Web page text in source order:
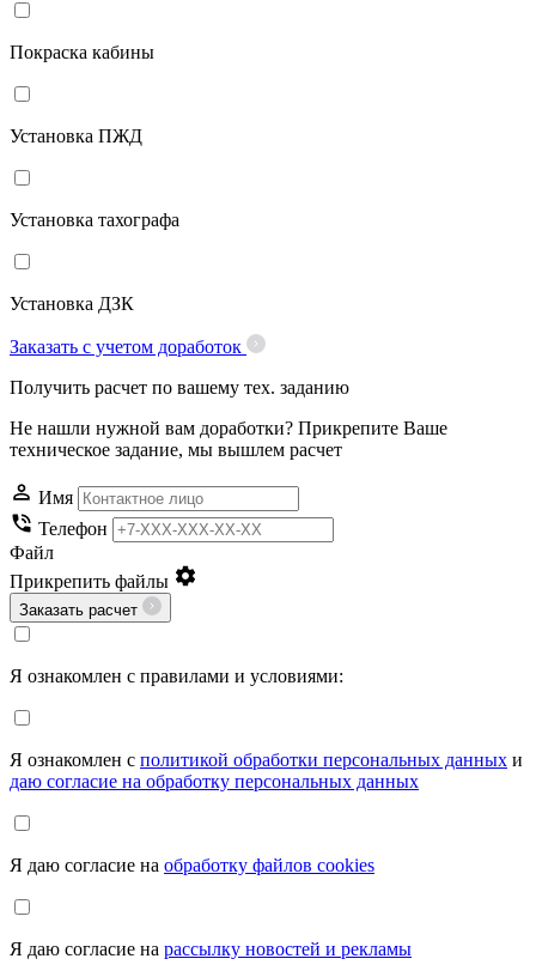
Покраска кабины
Установка ПЖД
Установка тахографа
Установка ДЗК
Заказать с учетом доработок
Получить расчет по вашему тех. заданию
Не нашли нужной вам доработки? Прикрепите Ваше
техническое задание, мы вышлем расчет
Имя
Телефон
Файл
Прикрепить файлы
Заказать расчет
Я ознакомлен с правилами и условиями:
Я ознакомлен с политикой обработки персональных данных и
даю согласие на обработку персональных данных
Я даю согласие на обработку файлов cookies
Я даю согласие на рассылку новостей и рекламы